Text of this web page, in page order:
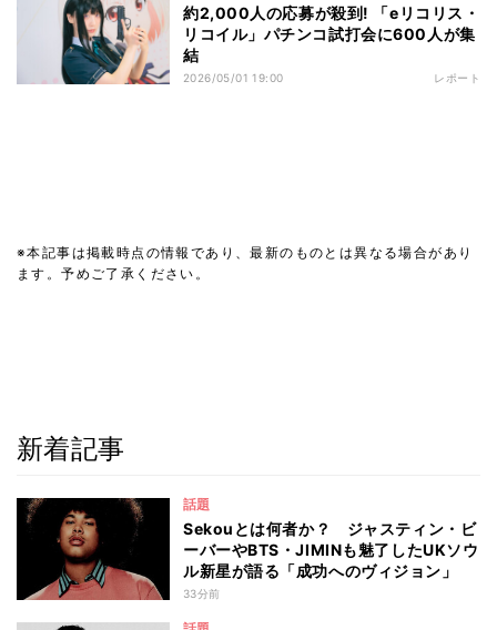
約2,000人の応募が殺到! 「eリコリス・
リコイル」パチンコ試打会に600人が集
結
2026/05/01 19:00 レポート
※本記事は掲載時点の情報であり、最新のものとは異なる場合があり
ます。予めご了承ください。
新着記事
話題
Sekouとは何者か？ ジャスティン・ビ
ーバーやBTS・JIMINも魅了したUKソウ
ル新星が語る「成功へのヴィジョン」
33分前